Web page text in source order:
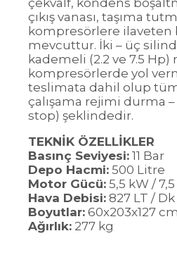
çekvalf, kondens
çıkış vanası, taşıma
kompresörlere ilaveten
mevcuttur. İki – üç
kademeli (2.2 ve 7.5
kompresörlerde yol
teslimata dahil olup
çalışama rejimi durma
stop) şeklindedir.
TEKNİK ÖZELLİKLER
Basınç Seviyesi: 11 Bar
Depo Hacmi: 500 Litre
Motor Gücü: 5,5 kW /
Hava Debisi: 827 LT / Dk
Boyutlar: 60x203x127 cm
Ağırlık: 277 kg